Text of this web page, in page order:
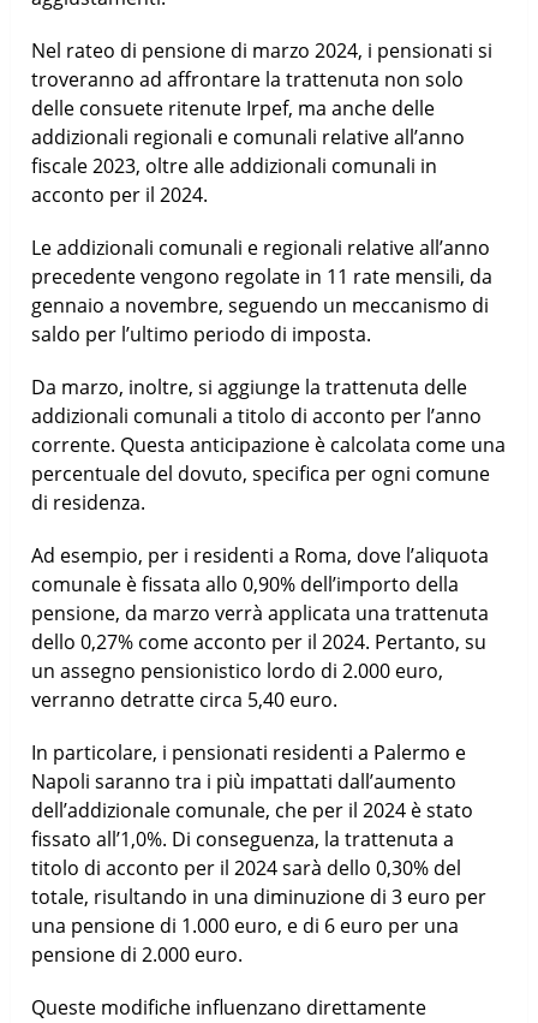
Nel rateo di pensione di marzo 2024, i pensionati si
troveranno ad affrontare la trattenuta non solo
delle consuete ritenute Irpef, ma anche delle
addizionali regionali e comunali relative all’anno
fiscale 2023, oltre alle addizionali comunali in
acconto per il 2024.
Le addizionali comunali e regionali relative all’anno
precedente vengono regolate in 11 rate mensili, da
gennaio a novembre, seguendo un meccanismo di
saldo per l’ultimo periodo di imposta.
Da marzo, inoltre, si aggiunge la trattenuta delle
addizionali comunali a titolo di acconto per l’anno
corrente. Questa anticipazione è calcolata come una
percentuale del dovuto, specifica per ogni comune
di residenza.
Ad esempio, per i residenti a Roma, dove l’aliquota
comunale è fissata allo 0,90% dell’importo della
pensione, da marzo verrà applicata una trattenuta
dello 0,27% come acconto per il 2024. Pertanto, su
un assegno pensionistico lordo di 2.000 euro,
verranno detratte circa 5,40 euro.
In particolare, i pensionati residenti a Palermo e
Napoli saranno tra i più impattati dall’aumento
dell’addizionale comunale, che per il 2024 è stato
fissato all’1,0%. Di conseguenza, la trattenuta a
titolo di acconto per il 2024 sarà dello 0,30% del
totale, risultando in una diminuzione di 3 euro per
una pensione di 1.000 euro, e di 6 euro per una
pensione di 2.000 euro.
Queste modifiche influenzano direttamente